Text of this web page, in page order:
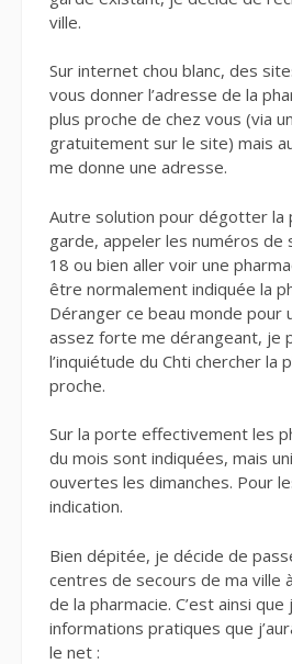
ville.
Sur internet chou blanc, des
vous donner l’adresse de la
plus proche de chez vous (via
gratuitement sur le site) mais
me donne une adresse.
Autre solution pour dégotter la
garde, appeler les numéros de
18 ou bien aller voir une
être normalement indiquée la
Déranger ce beau monde pour
assez forte me dérangeant, je
l’inquiétude du Chti chercher la
proche.
Sur la porte effectivement les
du mois sont indiquées, mais
ouvertes les dimanches. Pour
indication.
Bien dépitée, je décide de
centres de secours de ma ville
de la pharmacie. C’est ainsi que
informations pratiques que
le net :